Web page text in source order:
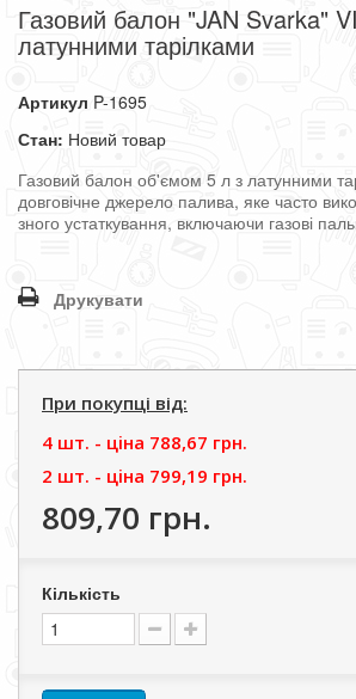
Газовий балон "JAN Svarka"
латунними тарілками
Артикул P-1695
Стан: Новий товар
Газовий балон об'ємом 5 л з латунними
довговічне джерело палива, яке часто
зного устаткування, включаючи газові
Друкувати
При покупці від:
4 шт. - цiна 788,67 грн.
2 шт. - цiна 799,19 грн.
809,70 грн.
Кількість